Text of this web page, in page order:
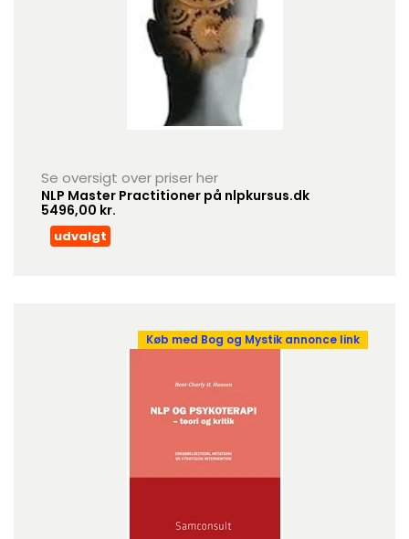
Se oversigt over priser her
NLP Master Practitioner på nlpkursus.dk
5496,00 kr.
udvalgt
Køb med Bog og Mystik annonce link